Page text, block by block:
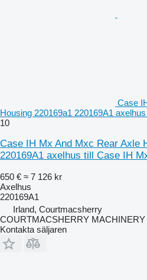
Case
Housing 220169a1 220169A1
10
Case IH Mx And Mxc Rear Axle
220169A1 axelhus till Case IH
650 € ≈ 7 126 kr
Axelhus
220169A1
Irland, Courtmacsherry
COURTMACSHERRY MACHINERY
Kontakta säljaren